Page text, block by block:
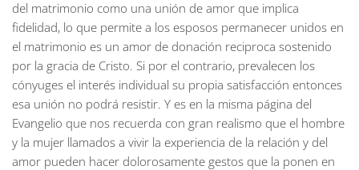
del matrimonio como una unión de amor que implica
fidelidad, lo que permite a los esposos permanecer unidos en
el matrimonio es un amor de donación reciproca sostenido
por la gracia de Cristo. Si por el contrario, prevalecen los
cónyuges el interés individual su propia satisfacción entonces
esa unión no podrá resistir. Y es en la misma página del
Evangelio que nos recuerda con gran realismo que el hombre
y la mujer llamados a vivir la experiencia de la relación y del
amor pueden hacer dolorosamente gestos que la ponen en